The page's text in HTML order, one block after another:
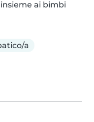
ai bimbi
a